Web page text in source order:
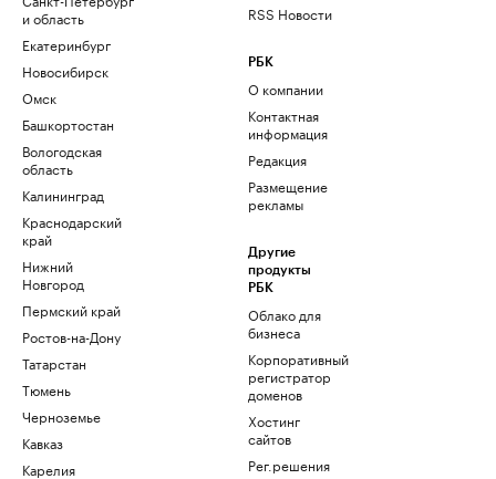
и область
Екатеринбург
Новосибирск
Омск
Башкортостан
Вологодская
область
Калининград
Краснодарский
край
Нижний
Новгород
Пермский край
Ростов-на-Дону
Татарстан
Тюмень
Черноземье
Кавказ
Карелия
RSS Новости
РБК
О компании
Контактная
информация
Редакция
Размещение
рекламы
Другие
продукты
РБК
Облако для
бизнеса
Корпоративный
регистратор
доменов
Хостинг
сайтов
Рег.решения